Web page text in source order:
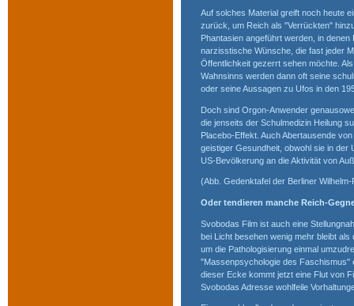
Auf solches Material greift noch heute
zurück, um Reich als "Verrückten"
Phantasien angeführt werden, in
narzisstische Wünsche, die fast jeder
Öffentlichkeit gezerrt sehen möchte.
Wahnsinns werden dann oft seine
oder seine Aussagen zu Ufos in den
Doch sind Orgon-Anwender
die jenseits der Schulmedizin Heilung
Placebo-Effekt. Auch Abertausende
geistiger Gesundheit, obwohl sie in der
US-Bevölkerung an die Aktivität von
(Abb. Gedenktafel der Berliner
Oder tendieren manche Reich-
Svobodas Film ist auch eine
bei Licht besehen wenig mehr bleibt
um die Pathologisierung einmal
"Massenpsychologie des Faschismus"
dieser Ecke kommt jetzt eine Flut von
Svobodas Adresse wohlfeile